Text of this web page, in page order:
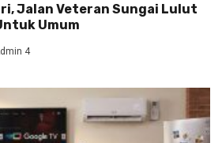
Jalan Veteran Sungai Lulut
Umum
4